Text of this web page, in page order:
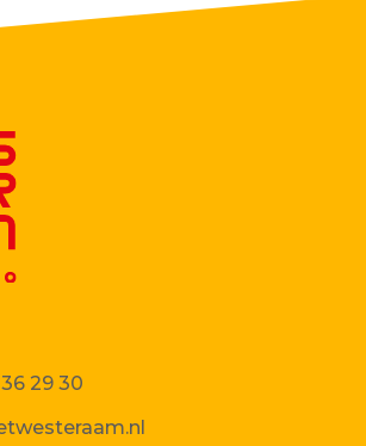
29 30